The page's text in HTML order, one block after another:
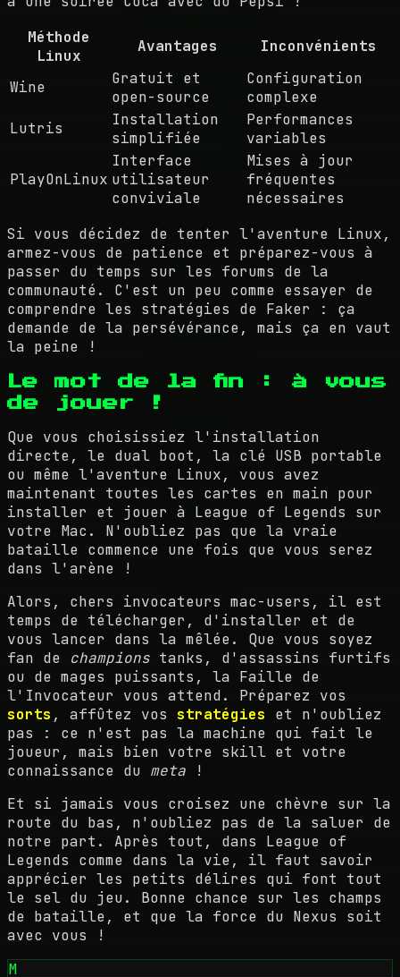
Méthode
Linux
Avantages Inconvénients
Wine
Gratuit et
open-source
Configuration
complexe
Lutris
Installation
simplifiée
Performances
variables
PlayOnLinux
Interface
utilisateur
conviviale
Mises à jour
fréquentes
nécessaires
Si vous décidez de tenter l'aventure Linux,
armez-vous de patience et préparez-vous à
passer du temps sur les forums de la
communauté. C'est un peu comme essayer de
comprendre les stratégies de Faker : ça
demande de la persévérance, mais ça en vaut
la peine !
Le mot de la fin : à vous
de jouer !
Que vous choisissiez l'installation
directe, le dual boot, la clé USB portable
ou même l'aventure Linux, vous avez
maintenant toutes les cartes en main pour
installer et jouer à League of Legends sur
votre Mac. N'oubliez pas que la vraie
bataille commence une fois que vous serez
dans l'arène !
Alors, chers invocateurs mac-users, il est
temps de télécharger, d'installer et de
vous lancer dans la mêlée. Que vous soyez
fan de champions tanks, d'assassins furtifs
ou de mages puissants, la Faille de
l'Invocateur vous attend. Préparez vos
sorts , affûtez vos stratégies et n'oubliez
pas : ce n'est pas la machine qui fait le
joueur, mais bien votre skill et votre
connaissance du meta !
Et si jamais vous croisez une chèvre sur la
route du bas, n'oubliez pas de la saluer de
notre part. Après tout, dans League of
Legends comme dans la vie, il faut savoir
apprécier les petits délires qui font tout
le sel du jeu. Bonne chance sur les champs
de bataille, et que la force du Nexus soit
avec vous !
M